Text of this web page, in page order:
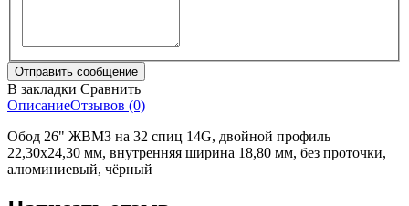
В закладки Сравнить
ОписаниеОтзывов (0)
Обод 26" ЖВМЗ на 32 спиц 14G, двойной профиль
22,30х24,30 мм, внутренняя ширина 18,80 мм, без проточки,
алюминиевый, чёрный